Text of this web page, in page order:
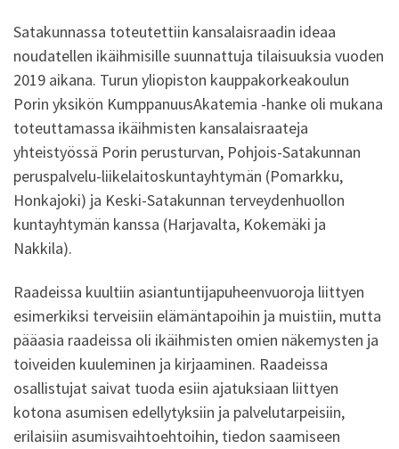
Satakunnassa toteutettiin kansalaisraadin ideaa
noudatellen ikäihmisille suunnattuja tilaisuuksia vuoden
2019 aikana. Turun yliopiston kauppakorkeakoulun
Porin yksikön KumppanuusAkatemia -hanke oli mukana
toteuttamassa ikäihmisten kansalaisraateja
yhteistyössä Porin perusturvan, Pohjois-Satakunnan
peruspalvelu-liikelaitoskuntayhtymän (Pomarkku,
Honkajoki) ja Keski-Satakunnan terveydenhuollon
kuntayhtymän kanssa (Harjavalta, Kokemäki ja
Nakkila).
Raadeissa kuultiin asiantuntijapuheenvuoroja liittyen
esimerkiksi terveisiin elämäntapoihin ja muistiin, mutta
pääasia raadeissa oli ikäihmisten omien näkemysten ja
toiveiden kuuleminen ja kirjaaminen. Raadeissa
osallistujat saivat tuoda esiin ajatuksiaan liittyen
kotona asumisen edellytyksiin ja palvelutarpeisiin,
erilaisiin asumisvaihtoehtoihin, tiedon saamiseen